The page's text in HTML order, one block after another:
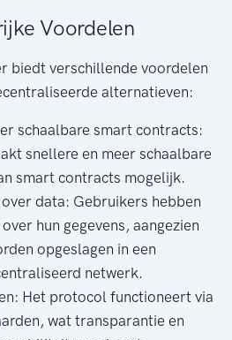
Voordelen
biedt verschillende voordelen
alternatieven:
schaalbare smart contracts:
snellere en meer schaalbare
smart contracts mogelijk.
data: Gebruikers hebben
hun gegevens, aangezien
opgeslagen in een
netwerk.
Het protocol functioneert via
wat transparantie en